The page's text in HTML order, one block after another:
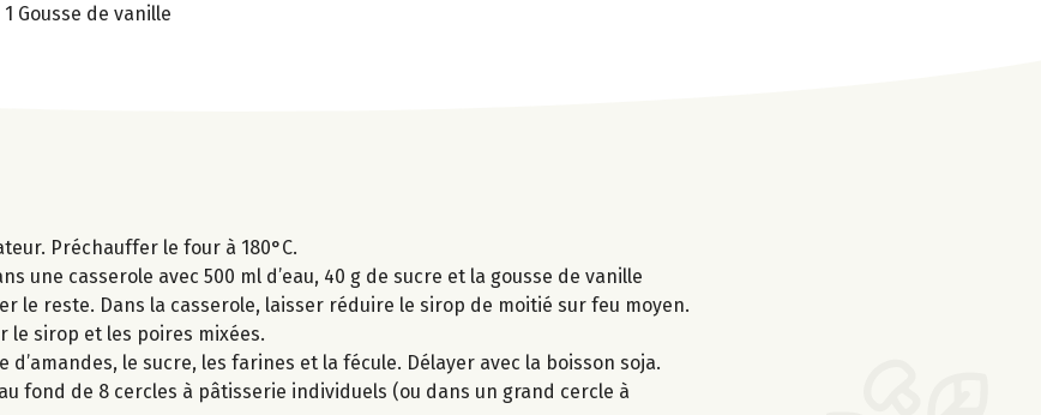
1 Gousse de vanille
Préchauffer le four à 180°C.
une casserole avec 500 ml d’eau, 40 g de sucre et la gousse de vanille
le reste. Dans la casserole, laisser réduire le sirop de moitié sur feu moyen.
le sirop et les poires mixées.
le sucre, les farines et la fécule. Délayer avec la boisson soja.
fond de 8 cercles à pâtisserie individuels (ou dans un grand cercle à